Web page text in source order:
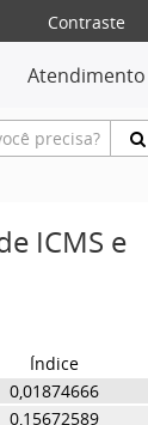
Contraste
Atendimento
ICMS e
Índice
0,01874666
0,15672589